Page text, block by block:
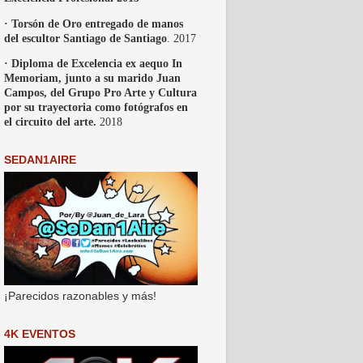
· Torsón de Oro entregado de manos
del escultor Santiago de Santiago . 2017
· Diploma de Excelencia ex aequo In
Memoriam, junto a su marido Juan
Campos, del Grupo Pro Arte y Cultura
por su trayectoria como fotógrafos en
el circuito del arte. 2018
SEDAN1AIRE
¡Parecidos razonables y más!
4K EVENTOS